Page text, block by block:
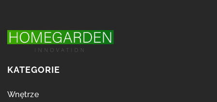
KATEGORIE
Wnętrze